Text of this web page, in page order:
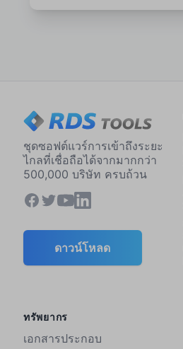
ชุดซอฟต์แวร์การเข้าถึงระยะ
ไกลที่เชื่อถือได้จากมากกว่า
500,000 บริษัท ครบถ้วน
ดาวน์โหลด
ทรัพยากร
เอกสารประกอบ